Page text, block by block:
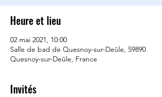
Heure et lieu
02 mai 2021, 10:00
Salle de bad de Quesnoy-sur-Deûle, 59890
Quesnoy-sur-Deûle, France
Invités